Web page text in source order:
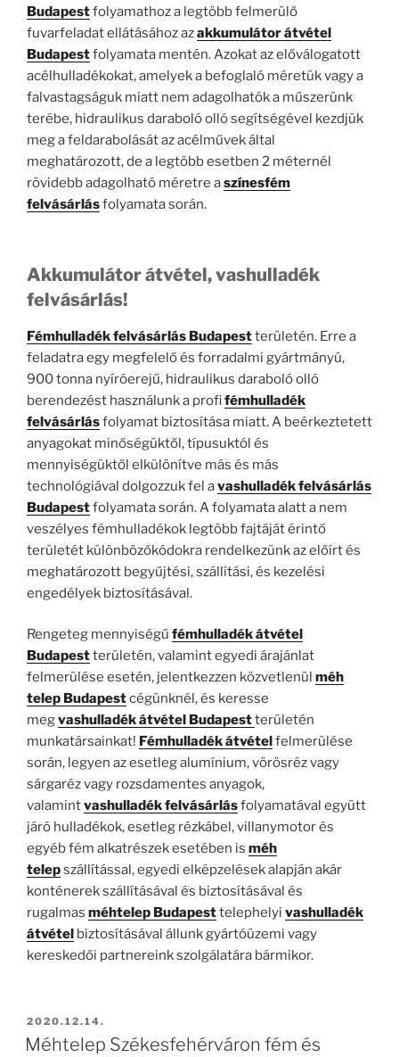
Budapestfolyamathoz a legtöbb felmerülő
fuvarfeladat ellátásához azakkumulátor átvétel
Budapestfolyamata mentén. Azokat az előválogatott
acélhulladékokat, amelyek a befoglaló méretük vagy a
falvastagságuk miatt nem adagolhatók a műszerünk
terébe, hidraulikus daraboló olló segítségével kezdjük
meg a feldarabolását az acélművek által
meghatározott, de a legtöbb esetben 2 méternél
rövidebb adagolható méretre aszínesfém
felvásárlásfolyamata során.
Akkumulátor átvétel, vashulladék
felvásárlás!
Fémhulladék felvásárlás Budapestterületén. Erre a
feladatra egy megfelelő és forradalmi gyártmányú,
900 tonna nyíróerejű, hidraulikus daraboló olló
berendezést használunk a profifémhulladék
felvásárlásfolyamat biztosítása miatt. A beérkeztetett
anyagokat minőségüktől, típusuktól és
mennyiségüktől elkülönítve más és más
technológiával dolgozzuk fel avashulladék felvásárlás
Budapestfolyamata során. A folyamata alatt a nem
veszélyes fémhulladékok legtöbb fajtáját érintő
területét különbözőkódokra rendelkezünk az előírt és
meghatározott begyűjtési, szállítási, és kezelési
engedélyek biztosításával.
Rengeteg mennyiségű fémhulladék átvétel
Budapestterületén, valamint egyedi árajánlat
felmerülése esetén, jelentkezzen közvetlenül méh
telep Budapestcégünknél, és keresse
megvashulladék átvétel Budapestterületén
munkatársainkat! Fémhulladék átvétel felmerülése
során, legyen az esetleg alumínium, vörösréz vagy
sárgaréz vagy rozsdamentes anyagok,
valamintvashulladék felvásárlásfolyamatával együtt
járó hulladékok, esetleg rézkábel, villanymotor és
egyéb fém alkatrészek esetében is méh
telepszállítással, egyedi elképzelések alapján akár
konténerek szállításával és biztosításával és
rugalmas méhtelep Budapesttelephelyi vashulladék
átvétel biztosításával állunk gyártóüzemi vagy
kereskedői partnereink szolgálatára bármikor.
BEKÜLDVE:
2020.12.14.
Méhtelep Székesfehérváron fém és